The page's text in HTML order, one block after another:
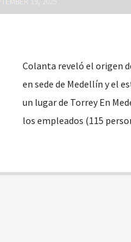
Colanta reveló el origen
en sede de Medellín y el
un lugar de Torrey En
los empleados (115